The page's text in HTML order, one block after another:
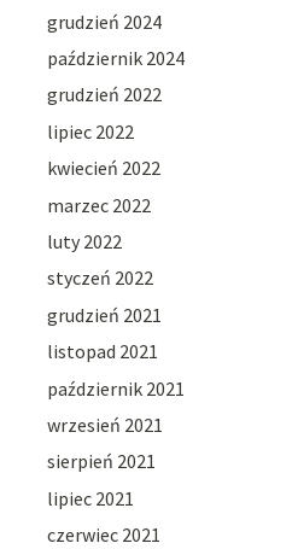
grudzień 2024
październik 2024
grudzień 2022
lipiec 2022
kwiecień 2022
marzec 2022
luty 2022
styczeń 2022
grudzień 2021
listopad 2021
październik 2021
wrzesień 2021
sierpień 2021
lipiec 2021
czerwiec 2021